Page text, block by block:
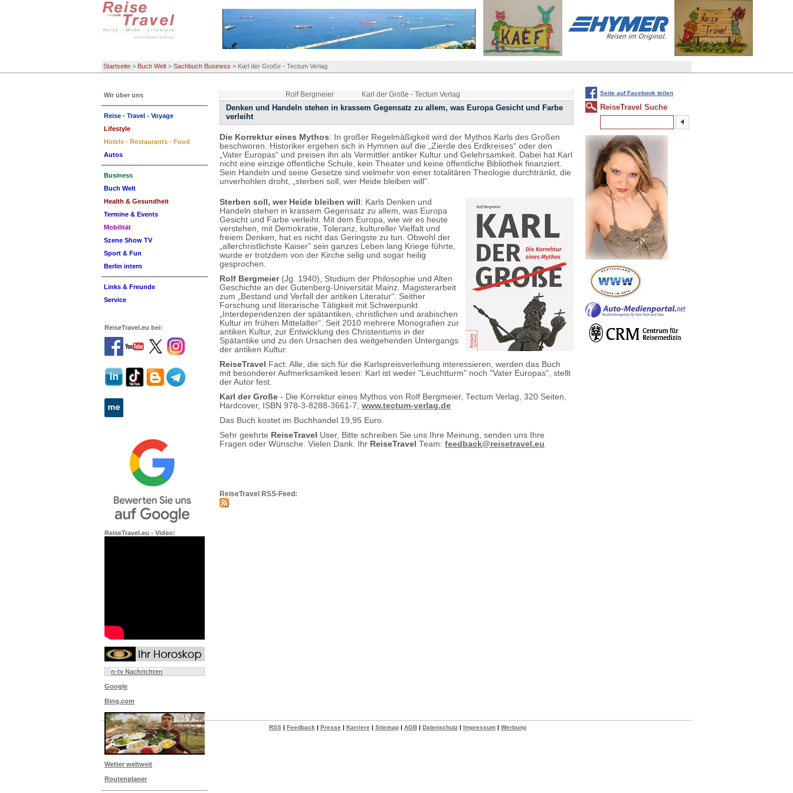
Startseite > Buch Welt > Sachbuch Business > Karl der Große - Tectum Verlag
Rolf Bergmeier
Karl der Große - Tectum Verlag
Denken und Handeln stehen in krassem Gegensatz zu allem, was Europa Gesicht und Farbe
verleiht
Die Korrektur eines Mythos: In großer Regelmäßigkeit wird der Mythos Karls des Großen
beschworen. Historiker ergehen sich in Hymnen auf die „Zierde des Erdkreises“ oder den
„Vater Europas“ und preisen ihn als Vermittler antiker Kultur und Gelehrsamkeit. Dabei hat Karl
nicht eine einzige öffentliche Schule, kein Theater und keine öffentliche Bibliothek finanziert.
Sein Handeln und seine Gesetze sind vielmehr von einer totalitären Theologie durchtränkt, die
unverhohlen droht, „sterben soll, wer Heide bleiben will”.
Sterben soll, wer Heide bleiben will: Karls Denken und
Handeln stehen in krassem Gegensatz zu allem, was Europa
Gesicht und Farbe verleiht. Mit dem Europa, wie wir es heute
verstehen, mit Demokratie, Toleranz, kultureller Vielfalt und
freiem Denken, hat es nicht das Geringste zu tun. Obwohl der
„allerchristlichste Kaiser” sein ganzes Leben lang Kriege führte,
wurde er trotzdem von der Kirche selig und sogar heilig
gesprochen.
Rolf Bergmeier(Jg. 1940), Studium der Philosophie und Alten
Geschichte an der Gutenberg-Universität Mainz. Magisterarbeit
zum „Bestand und Verfall der antiken Literatur“. Seither
Forschung und literarische Tätigkeit mit Schwerpunkt
„Interdependenzen der spätantiken, christlichen und arabischen
Kultur im frühen Mittelalter“. Seit 2010 mehrere Monografien zur
antiken Kultur, zur Entwicklung des Christentums in der
Spätantike und zu den Ursachen des weitgehenden Untergangs
der antiken Kultur.
ReiseTravel Fact: Alle, die sich für die Karlspreisverleihung interessieren, werden das Buch
mit besonderer Aufmerksamkeit lesen: Karl ist weder "Leuchtturm" noch "Vater Europas", stellt
der Autor fest.
Karl der Große - Die Korrektur eines Mythos von Rolf Bergmeier, Tectum Verlag, 320 Seiten,
Hardcover, ISBN 978-3-8288-3661-7, www.tectum-verlag.de
Das Buch kostet im Buchhandel 19,95 Euro.
Sehr geehrte ReiseTravel User, Bitte schreiben Sie uns Ihre Meinung, senden uns Ihre
Fragen oder Wünsche. Vielen Dank. Ihr ReiseTravel Team: feedback@reisetravel.eu
ReiseTravel RSS-Feed:
Wir über uns
Reise - Travel - Voyage
Lifestyle
Hotels - Restaurants - Food
Autos
Business
Buch Welt
Health & Gesundheit
Termine & Events
Mobilität
Szene Show TV
Sport & Fun
Berlin intern
Links & Freunde
Service
ReiseTravel.eu bei:
ReiseTravel.eu - Video:
n-tv Nachrichten
Google
Bing.com
Wetter weltweit
Routenplaner
Seite auf Facebook teilen
ReiseTravel Suche
RSS| Feedback | Presse | Karriere | Sitemap| AGB| Datenschutz| Impressum| Werbung